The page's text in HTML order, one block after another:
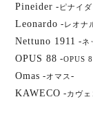
Pineider - ピナイ
Leonardo -レオナ
Nettuno 1911 -ネ
OPUS 88 -OPUS
Omas -オマス-
KAWECO -カヴェ